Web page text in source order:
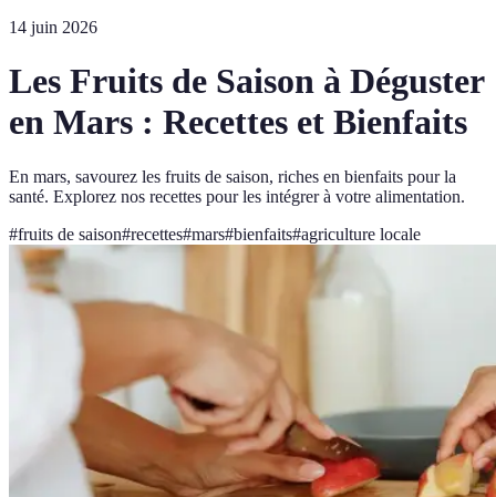
14 juin 2026
Les Fruits de Saison à Déguster
en Mars : Recettes et Bienfaits
En mars, savourez les fruits de saison, riches en bienfaits pour la
santé. Explorez nos recettes pour les intégrer à votre alimentation.
#fruits de saison#recettes#mars#bienfaits#agriculture locale